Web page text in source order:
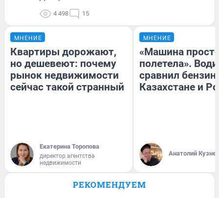
4 498 15
МНЕНИЕ
Квартиры дорожают,
но дешевеют: почему
рынок недвижимости
сейчас такой странный
Екатерина Торопова
директор агентства
недвижимости
МНЕНИЕ
«Машина
полетела».
сравнил бензин
Казахстане и
Анатолий
РЕКОМЕНДУЕМ